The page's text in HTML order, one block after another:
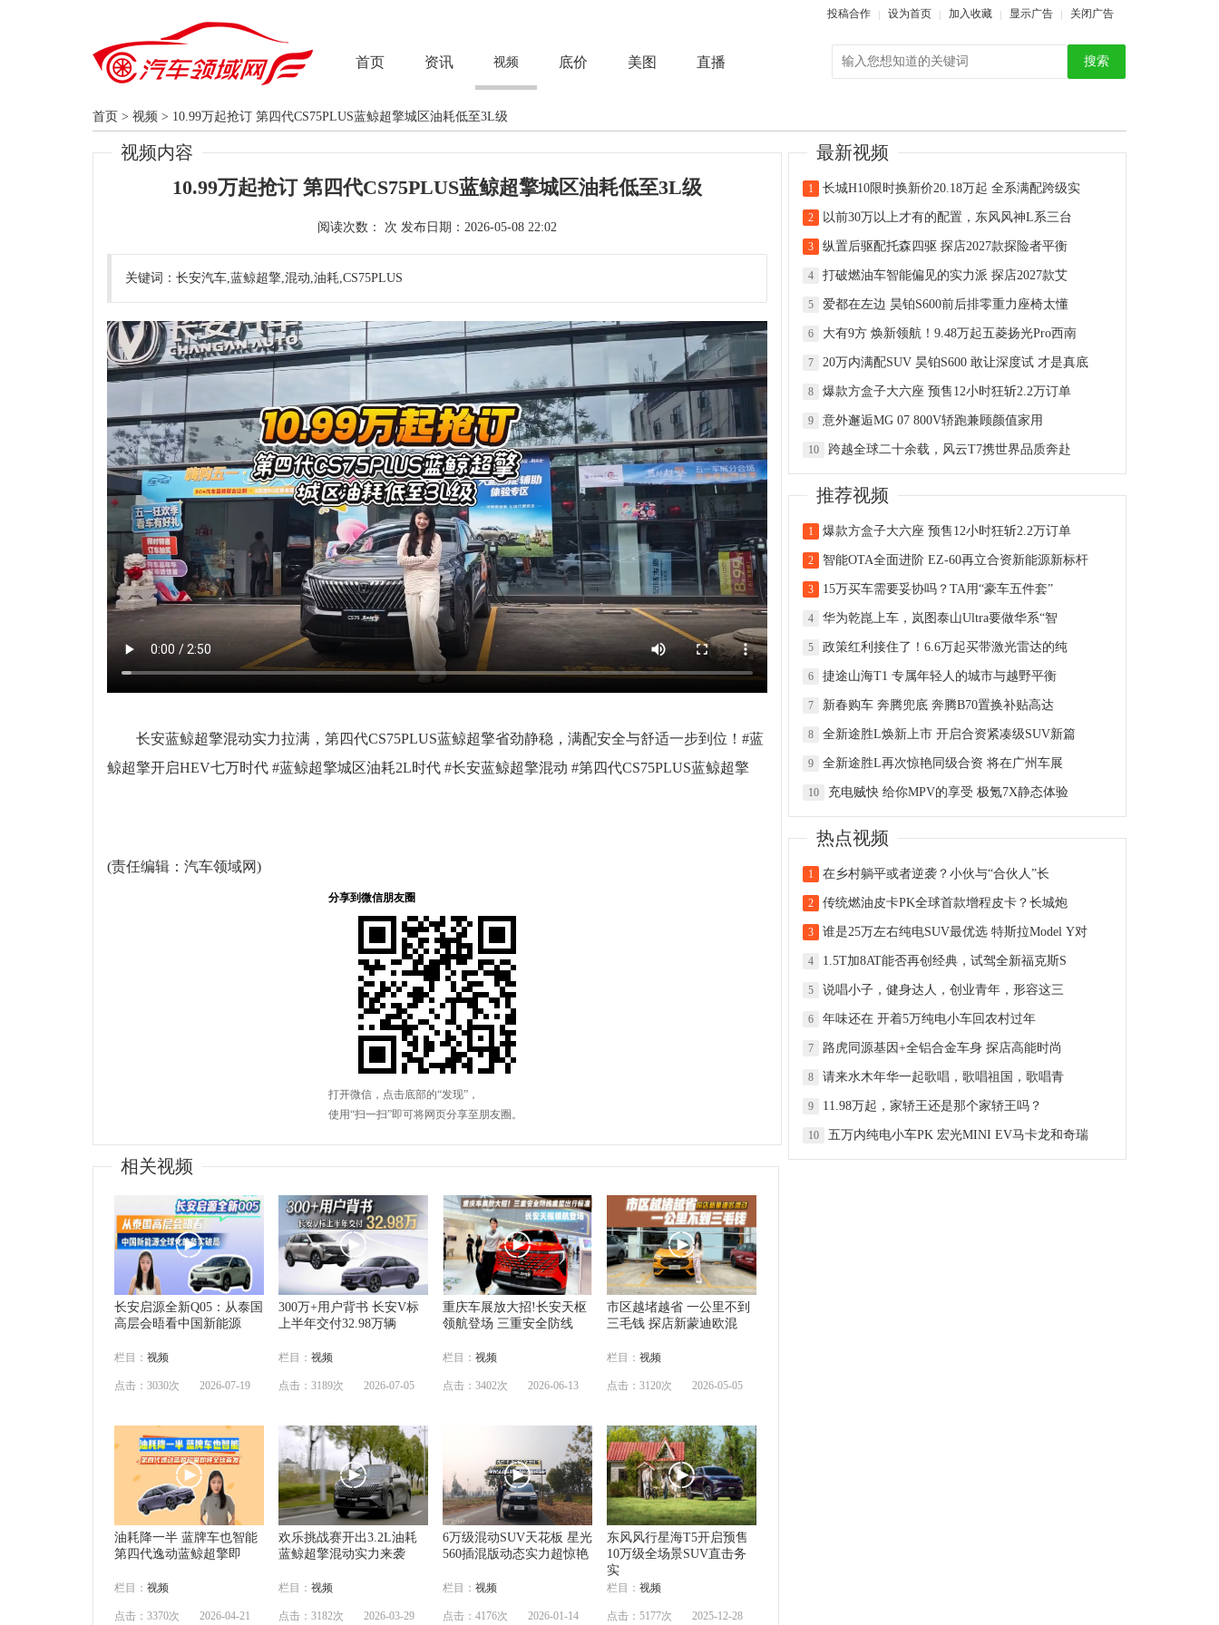
投稿合作 设为首页 加入收藏 显示广告 关闭广告
首页 资讯 视频 底价 美图 直播 搜索
首页 > 视频 > 10.99万起抢订 第四代CS75PLUS蓝鲸超擎城区油耗低至3L级
视频内容
10.99万起抢订 第四代CS75PLUS蓝鲸超擎城区油耗低至3L级
阅读次数： 次 发布日期：2026-05-08 22:02
关键词：长安汽车,蓝鲸超擎,混动,油耗,CS75PLUS
长安蓝鲸超擎混动实力拉满，第四代CS75PLUS蓝鲸超擎省劲静稳，满配安全与舒适一步到位！#蓝
鲸超擎开启HEV七万时代 #蓝鲸超擎城区油耗2L时代 #长安蓝鲸超擎混动 #第四代CS75PLUS蓝鲸超擎
(责任编辑：汽车领域网)
相关视频
长安启源全新Q05：从泰国
高层会晤看中国新能源
栏目： 视频
点击：3030次 2026-07-19
300万+用户背书 长安V标
上半年交付32.98万辆
栏目： 视频
点击：3189次 2026-07-05
重庆车展放大招!长安天枢
领航登场 三重安全防线
栏目： 视频
点击：3402次 2026-06-13
市区越堵越省 一公里不到
三毛钱 探店新蒙迪欧混
栏目： 视频
点击：3120次 2026-05-05
油耗降一半 蓝牌车也智能
第四代逸动蓝鲸超擎即
栏目： 视频
点击：3370次 2026-04-21
欢乐挑战赛开出3.2L油耗
蓝鲸超擎混动实力来袭
栏目： 视频
点击：3182次 2026-03-29
6万级混动SUV天花板 星光
560插混版动态实力超惊艳
栏目： 视频
点击：4176次 2026-01-14
东风风行星海T5开启预售
10万级全场景SUV直击务
实
栏目： 视频
点击：5177次 2025-12-28
最新视频
1 长城H10限时换新价20.18万起 全系满配跨级实
2 以前30万以上才有的配置，东风风神L系三台
3 纵置后驱配托森四驱 探店2027款探险者平衡
4 打破燃油车智能偏见的实力派 探店2027款艾
5 爱都在左边 昊铂S600前后排零重力座椅太懂
6 大有9方 焕新领航！9.48万起五菱扬光Pro西南
7 20万内满配SUV 昊铂S600 敢让深度试 才是真底
8 爆款方盒子大六座 预售12小时狂斩2.2万订单
9 意外邂逅MG 07 800V轿跑兼顾颜值家用
10 跨越全球二十余载，风云T7携世界品质奔赴
推荐视频
1 爆款方盒子大六座 预售12小时狂斩2.2万订单
2 智能OTA全面进阶 EZ-60再立合资新能源新标杆
3 15万买车需要妥协吗？TA用“豪车五件套”
4 华为乾崑上车，岚图泰山Ultra要做华系“智
5 政策红利接住了！6.6万起买带激光雷达的纯
6 捷途山海T1 专属年轻人的城市与越野平衡
7 新春购车 奔腾兜底 奔腾B70置换补贴高达
8 全新途胜L焕新上市 开启合资紧凑级SUV新篇
9 全新途胜L再次惊艳同级合资 将在广州车展
10 充电贼快 给你MPV的享受 极氪7X静态体验
热点视频
1 在乡村躺平或者逆袭？小伙与“合伙人”长
2 传统燃油皮卡PK全球首款增程皮卡？长城炮
3 谁是25万左右纯电SUV最优选 特斯拉Model Y对
4 1.5T加8AT能否再创经典，试驾全新福克斯S
5 说唱小子，健身达人，创业青年，形容这三
6 年味还在 开着5万纯电小车回农村过年
7 路虎同源基因+全铝合金车身 探店高能时尚
8 请来水木年华一起歌唱，歌唱祖国，歌唱青
9 11.98万起，家轿王还是那个家轿王吗？
10 五万内纯电小车PK 宏光MINI EV马卡龙和奇瑞